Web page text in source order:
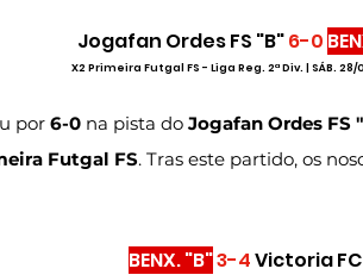
Jogafan Ordes FS "B" 6-0
X2 Primeira Futgal FS - Liga Reg. 2ª Div. | SÁB. 28/
por 6-0 na pista do Jogafan Ordes FS
Futgal FS. Tras este partido, os
BENX. "B"3-4 Victoria FC